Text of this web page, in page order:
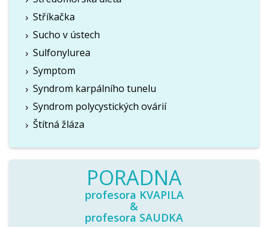
Stříkačka
Sucho v ústech
Sulfonylurea
Symptom
Syndrom karpálního tunelu
Syndrom polycystických ovárií
Štítná žláza
PORADNA
profesora KVAPILA
&
profesora SAUDKA